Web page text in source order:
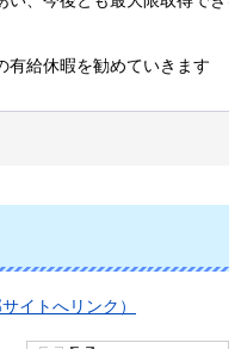
有給休暇を勧めていきます
イトへリンク）